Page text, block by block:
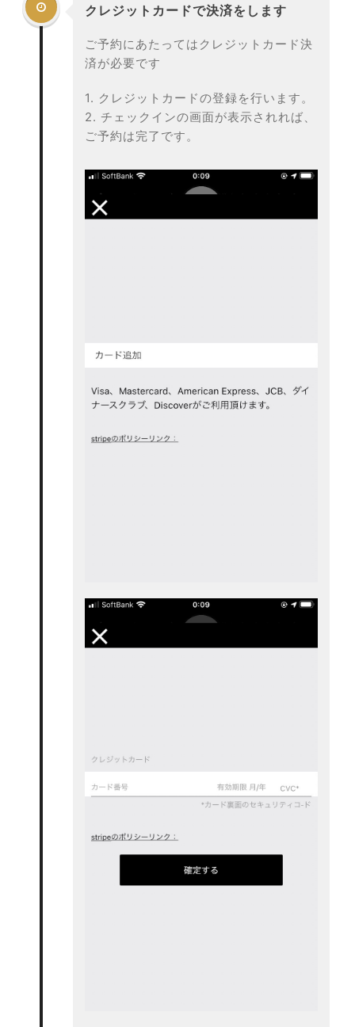
 クレジットカードで決済をします
ご予約にあたってはクレジットカード決
済が必要です
1. クレジットカードの登録を行います。
2. チェックインの画面が表示されれば、
ご予約は完了です。